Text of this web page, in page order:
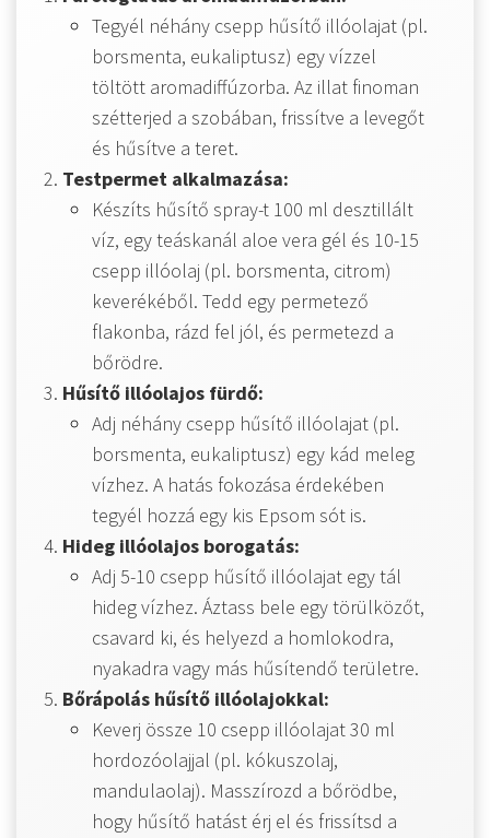
Tegyél néhány csepp hűsítő illóolajat (pl.
borsmenta, eukaliptusz) egy vízzel
töltött aromadiffúzorba. Az illat finoman
szétterjed a szobában, frissítve a levegőt
és hűsítve a teret.
Testpermet alkalmazása:
Készíts hűsítő spray-t 100 ml desztillált
víz, egy teáskanál aloe vera gél és 10-15
csepp illóolaj (pl. borsmenta, citrom)
keverékéből. Tedd egy permetező
flakonba, rázd fel jól, és permetezd a
bőrödre.
Hűsítő illóolajos fürdő:
Adj néhány csepp hűsítő illóolajat (pl.
borsmenta, eukaliptusz) egy kád meleg
vízhez. A hatás fokozása érdekében
tegyél hozzá egy kis Epsom sót is.
Hideg illóolajos borogatás:
Adj 5-10 csepp hűsítő illóolajat egy tál
hideg vízhez. Áztass bele egy törülközőt,
csavard ki, és helyezd a homlokodra,
nyakadra vagy más hűsítendő területre.
Bőrápolás hűsítő illóolajokkal:
Keverj össze 10 csepp illóolajat 30 ml
hordozóolajjal (pl. kókuszolaj,
mandulaolaj). Masszírozd a bőrödbe,
hogy hűsítő hatást érj el és frissítsd a